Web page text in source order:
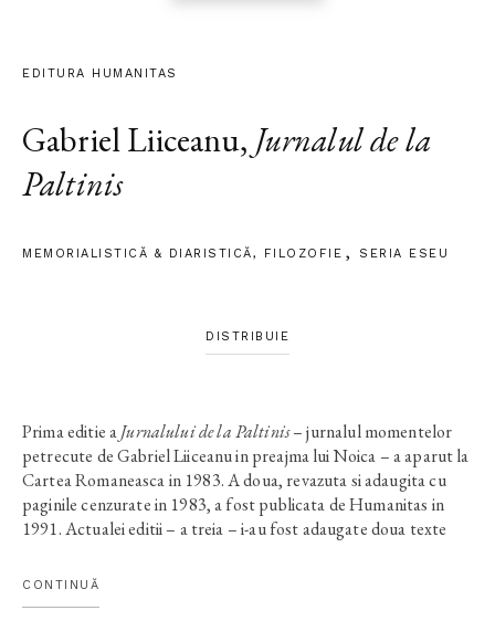
EDITURA HUMANITAS
Gabriel Liiceanu, Jurnalul de la
Paltinis
MEMORIALISTICĂ & DIARISTICĂ, FILOZOFIE SERIA ESEU
DISTRIBUIE
Prima editie aJurnalului de la Paltinis– jurnalul momentelor
petrecute de Gabriel Liiceanu in preajma lui Noica – a aparut la
Cartea Romaneasca in 1983. A doua, revazuta si adaugita cu
paginile cenzurate in 1983, a fost publicata de Humanitas in
1991. Actualei editii – a treia – i-au fost adaugate doua texte
moartea lui Noica. Impreuna cu
la o noua editie,
CONTINUĂ